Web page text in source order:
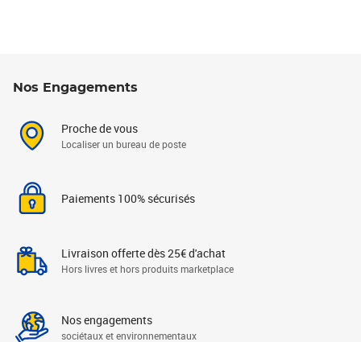
Nos Engagements
Proche de vous
Localiser un bureau de poste
Paiements 100% sécurisés
Livraison offerte dès 25€ d'achat
Hors livres et hors produits marketplace
Nos engagements
sociétaux et environnementaux